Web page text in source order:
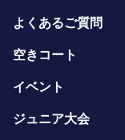
よくあるご質問
空きコート
イベント
ジュニア大会